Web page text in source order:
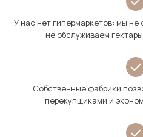
У нас нет гипермаркетов: мы
не обслуживаем
Собственные фабрики
перекупщиками и